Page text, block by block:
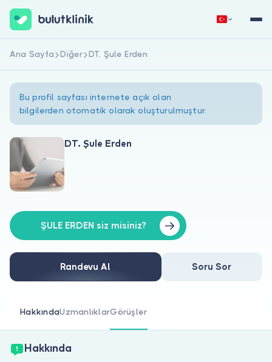
Hakkımızda
Doktorlar için
Doktor musunuz?
Hemen Kaydol
Ana Sayfa Diğer DT. Şule Erden
Bu profil sayfası internete açık olan
bilgilerden otomatik olarak oluşturulmuştur.
DT. Şule Erden
ŞULE ERDEN siz misiniz?
Randevu Al Soru Sor
HakkındaUzmanlıklarGörüşler
Hakkında